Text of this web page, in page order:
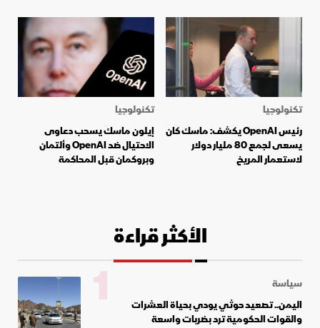
تكنولوجيا
رئيس OpenAI يكشف: ماسك كان
يسعى لجمع 80 مليار دولار
لاستعمار المريخ
تكنولوجيا
إيلون ماسك يسحب دعاوى
الاحتيال ضد OpenAI وألتمان
وبروكمان قبل المحاكمة
الأكثر قراءة
سياسة
اليمن.. تصعيد حوثي يودي بحياة العشرات
والقوات الحكومية ترد بضربات واسعة
1